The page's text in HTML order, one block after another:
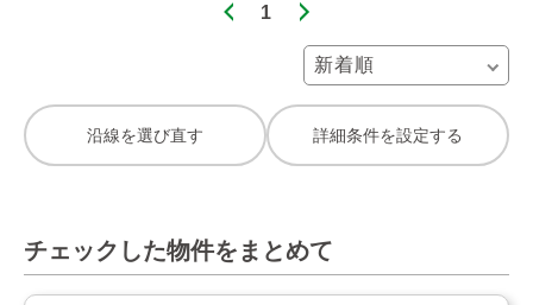
1
沿線を選び直す 詳細条件を設定する
チェックした物件をまとめて